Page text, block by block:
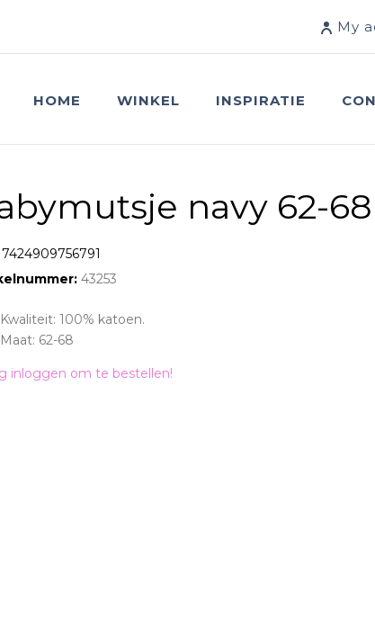
My
HOME WINKEL INSPIRATIE
navy 62-68
7424909756791
43253
Kwaliteit: 100% katoen.
Maat: 62-68
inloggen om te bestellen!